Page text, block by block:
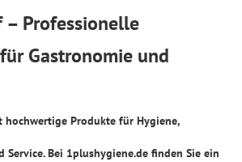
– Professionelle
Gastronomie und
hochwertige Produkte für Hygiene,
Service. Bei 1plushygiene.de finden Sie ein